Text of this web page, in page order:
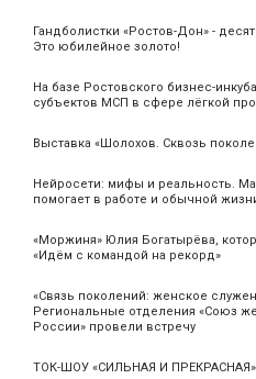
Гандболистки «Ростов-Дон» -
Это юбилейное золото!
На базе Ростовского бизнес-
субъектов МСП в сфере лёгкой
Выставка «Шолохов. Сквозь
Нейросети: мифы и реальность.
помогает в работе и обычной
«Моржиня» Юлия Богатырёва,
«Идём с командой на рекорд»
«Связь поколений: женское
Региональные отделения «Союз
России» провели встречу
ТОК-ШОУ «СИЛЬНАЯ И